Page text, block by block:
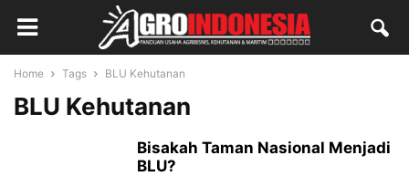
Home Tags BLU Kehutanan
BLU Kehutanan
Bisakah Taman Nasional Menjadi
BLU?